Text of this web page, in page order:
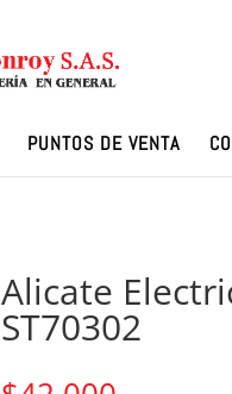
PUNTOS DE VENTA
Alicate
ST70302